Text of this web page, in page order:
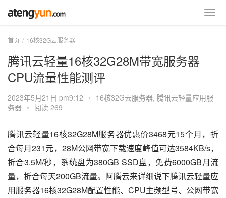
首页 16核32G云服务器
腾讯云轻量16核32G28M带宽服务器
CPU流量性能测评
2023年5月21日 pm9:12 • 16核32G云服务器, 腾讯云轻量应用服
务器 • 阅读 269
腾讯云轻量16核32G28M服务器优惠价3468元15个月，折
合每月231元，28M公网带宽下载速度峰值可达3584KB/s，
折合3.5M/秒，系统盘为380GB SSD盘，免费6000GB月流
量，折合每天200GB流量。阿腾云来详细说下腾讯云轻量应
用服务器16核32G28M配置性能、CPU主频型号、公网带宽